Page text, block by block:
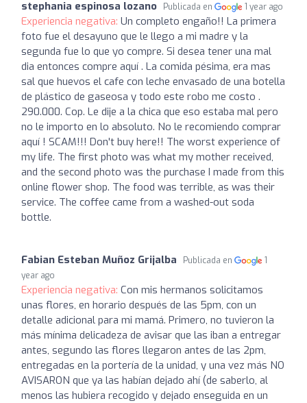
stephania espinosa lozano Publicada en 1 year ago
Experiencia negativa: Un completo engaño!! La primera
foto fue el desayuno que le llego a mi madre y la
segunda fue lo que yo compre. Si desea tener una mal
dia entonces compre aquí . La comida pésima, era mas
sal que huevos el cafe con leche envasado de una botella
de plástico de gaseosa y todo este robo me costo .
290.000. Cop. Le dije a la chica que eso estaba mal pero
no le importo en lo absoluto. No le recomiendo comprar
aquí ! SCAM!!! Don't buy here!! The worst experience of
my life. The first photo was what my mother received,
and the second photo was the purchase I made from this
online flower shop. The food was terrible, as was their
service. The coffee came from a washed-out soda
bottle.
Fabian Esteban Muñoz Grijalba Publicada en
1
year ago
Experiencia negativa: Con mis hermanos solicitamos
unas flores, en horario después de las 5pm, con un
detalle adicional para mi mamá. Primero, no tuvieron la
más mínima delicadeza de avisar que las iban a entregar
antes, segundo las flores llegaron antes de las 2pm,
entregadas en la portería de la unidad, y una vez más NO
AVISARON que ya las habían dejado ahí (de saberlo, al
menos las hubiera recogido y dejado enseguida en un